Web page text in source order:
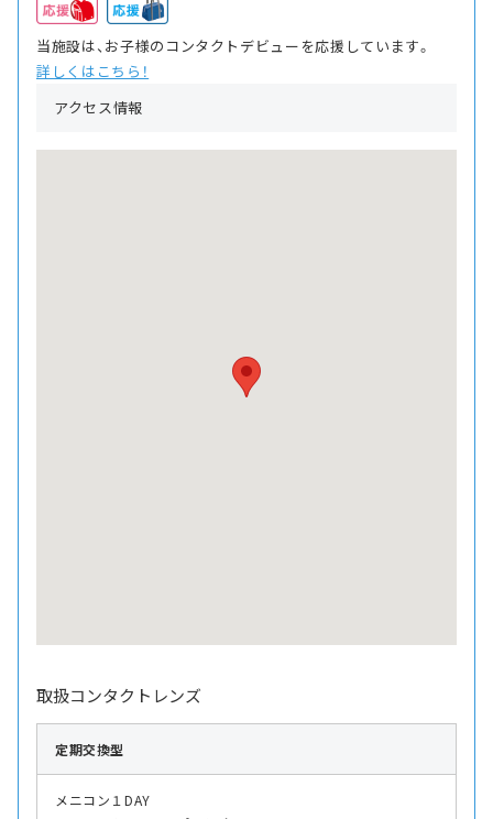
当施設は、お子様のコンタクトデビューを応援しています。
詳しくはこちら！
アクセス情報
取扱コンタクトレンズ
定期交換型
メニコン１DAY